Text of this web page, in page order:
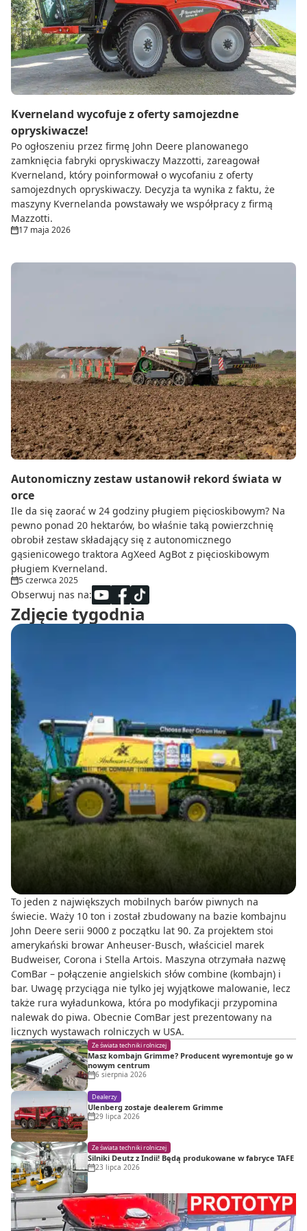
Do zbioru
Rolnictwo precyzyjne
Dealerzy
Ze świata techniki rolniczej
Kverneland wycofuje z oferty samojezdne
opryskiwacze!
Po ogłoszeniu przez firmę John Deere planowanego
zamknięcia fabryki opryskiwaczy Mazzotti, zareagował
Kverneland, który poinformował o wycofaniu z oferty
samojezdnych opryskiwaczy. Decyzja ta wynika z faktu, że
maszyny Kvernelanda powstawały we współpracy z firmą
Mazzotti.
17 maja 2026
Autonomiczny zestaw ustanowił rekord świata w
orce
Ile da się zaorać w 24 godziny pługiem pięcioskibowym? Na
pewno ponad 20 hektarów, bo właśnie taką powierzchnię
obrobił zestaw składający się z autonomicznego
gąsienicowego traktora AgXeed AgBot z pięcioskibowym
pługiem Kverneland.
5 czerwca 2025
Obserwuj nas na:
Zdjęcie tygodnia
To jeden z największych mobilnych barów piwnych na
świecie. Waży 10 ton i został zbudowany na bazie kombajnu
John Deere serii 9000 z początku lat 90. Za projektem stoi
amerykański browar Anheuser-Busch, właściciel marek
Budweiser, Corona i Stella Artois. Maszyna otrzymała nazwę
ComBar – połączenie angielskich słów combine (kombajn) i
bar. Uwagę przyciąga nie tylko jej wyjątkowe malowanie, lecz
także rura wyładunkowa, która po modyfikacji przypomina
nalewak do piwa. Obecnie ComBar jest prezentowany na
licznych wystawach rolniczych w USA.
Ze świata techniki rolniczej
Masz kombajn Grimme? Producent wyremontuje go w
nowym centrum
6 sierpnia 2026
Dealerzy
Ulenberg zostaje dealerem Grimme
29 lipca 2026
Ze świata techniki rolniczej
Silniki Deutz z Indii! Będą produkowane w fabryce TAFE
23 lipca 2026